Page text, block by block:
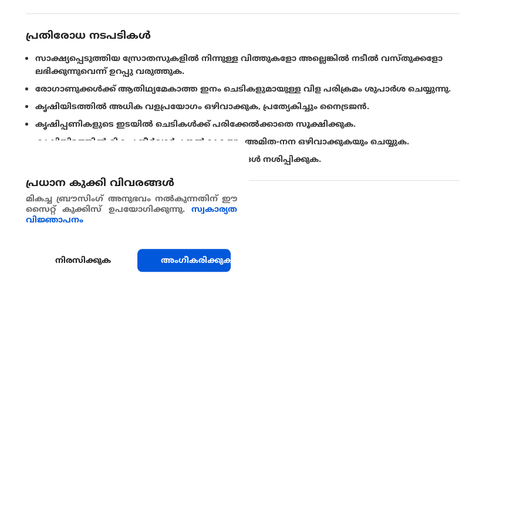
പ്രതിരോധ നടപടികൾ
സാക്ഷ്യപ്പെടുത്തിയ സ്രോതസുകളില്‍ നിന്നുള്ള വിത്തുകളോ അല്ലെങ്കിൽ നടീൽ വസ്തുക്കളോ
ലഭിക്കുന്നുവെന്ന് ഉറപ്പു വരുത്തുക.
രോഗാണുക്കൾക്ക് ആതിഥ്യമേകാത്ത ഇനം ചെടികളുമായുള്ള വിള പരിക്രമം ശുപാര്‍ശ ചെയ്യുന്നു.
കൃഷിയിടത്തില്‍ അധിക വളപ്രയോഗം ഒഴിവാക്കുക, പ്രത്യേകിച്ചും നൈട്രജന്‍.
കൃഷിപ്പണികളുടെ ഇടയില്‍ ചെടികള്‍ക്ക് പരിക്കേല്‍ക്കാതെ സൂക്ഷിക്കുക.
കൃഷിയിടത്തില്‍ മികച്ച നീര്‍വാര്‍ച്ച നല്‍കുകയും അമിത-നന ഒഴിവാക്കുകയും ചെയ്യുക.
വിളവെടുപ്പിനു ശേഷം ചെടികളുടെ അവശിഷ്ടങ്ങള്‍ നശിപ്പിക്കുക.
പങ്കുവെയ്ക്കുക
പ്രധാന കുക്കി വിവരങ്ങള്‍
മികച്ച ബ്രൗസിംഗ് അനുഭവം നൽകുന്നതിന് ഈ
സൈറ്റ് കുക്കിസ് ഉപയോഗിക്കുന്നു. സ്വകാര്യത
വിജ്ഞാപനം
നിരസിക്കുക അംഗീകരിക്കുക